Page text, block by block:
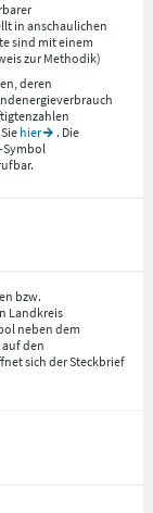
in anschaulichen
sind mit einem
zur Methodik)
deren
hier
. Die
Symbol
bzw.
Landkreis
neben dem
den
sich der Steckbrief